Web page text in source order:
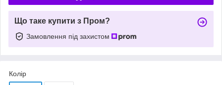
Що таке купити з Пром?
Замовлення під захистом
Колір